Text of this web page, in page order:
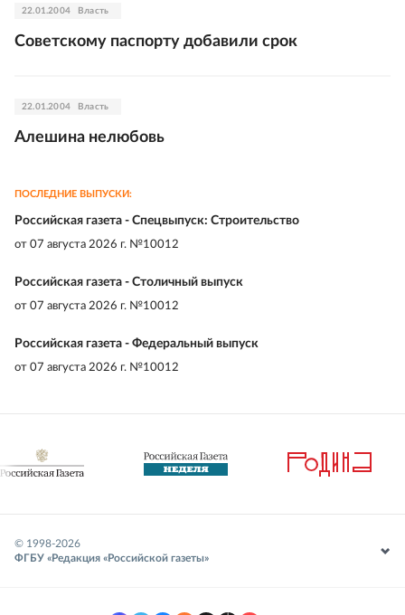
22.01.2004 Власть
Советскому паспорту добавили срок
22.01.2004 Власть
Алешина нелюбовь
ПОСЛЕДНИЕ ВЫПУСКИ:
Российская газета - Спецвыпуск: Строительство
от 07 августа 2026 г. №10012
Российская газета - Столичный выпуск
от 07 августа 2026 г. №10012
Российская газета - Федеральный выпуск
от 07 августа 2026 г. №10012
© 1998-2026
ФГБУ «Редакция «Российской газеты»